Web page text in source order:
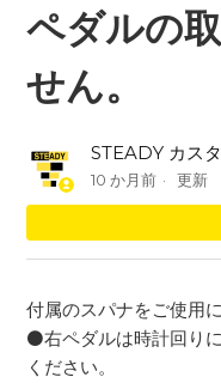
ペダルの
せん。
STEADY カス
10 か月前 更新
付属のスパナをご使用
⚫️右ペダルは時計回り
ください。